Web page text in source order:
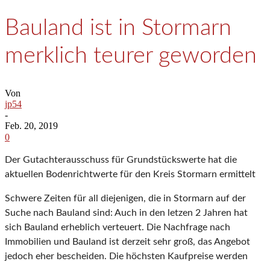
Bauland ist in Stormarn
merklich teurer geworden
Von
jp54
-
Feb. 20, 2019
0
Der Gutachterausschuss für Grundstückswerte hat die
aktuellen Bodenrichtwerte für den Kreis Stormarn ermittelt
Schwere Zeiten für all diejenigen, die in Stormarn auf der
Suche nach Bauland sind: Auch in den letzen 2 Jahren hat
sich Bauland erheblich verteuert. Die Nachfrage nach
Immobilien und Bauland ist derzeit sehr groß, das Angebot
jedoch eher bescheiden. Die höchsten Kaufpreise werden